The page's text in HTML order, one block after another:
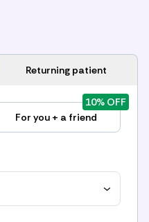
Returning patient
For you + a friend
10% OFF